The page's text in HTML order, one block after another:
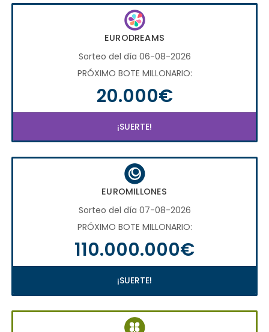
EURODREAMS
Sorteo del día 06-08-2026
PRÓXIMO BOTE MILLONARIO:
20.000€
¡SUERTE!
EUROMILLONES
Sorteo del día 07-08-2026
PRÓXIMO BOTE MILLONARIO:
110.000.000€
¡SUERTE!